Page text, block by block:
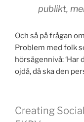
publikt,
Och så på frågan
Problem med folk
hörsägennivå: ‘Har
ojdå, då ska den
Creating